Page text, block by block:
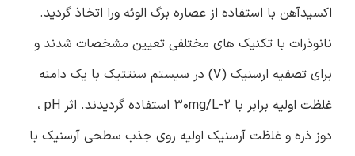
اکسیدآهن با استفاده از عصاره برگ الوئه ورا اتخاذ گردید.
نانوذرات با تکنیک های مختلفی تعیین مشخصات شدند و
برای تصفیه ارسنیک (V) در سیستم سنتتیک با یک دامنه
غلظت اولیه برابر با 2-30mg/L استفاده گردیدند. اثر pH ،
دوز ذره و غلظت آرسنیک اولیه روی جذب سطحی آرسنیک با